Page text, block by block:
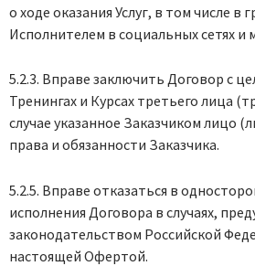
о ходе оказания Услуг, в том числе в
Исполнителем в социальных сетях и
5.2.3. Вправе заключить Договор с
Тренингах и Курсах третьего лица
случае указанное Заказчиком лицо
права и обязанности Заказчика.
5.2.5. Вправе отказаться в
исполнения Договора в случаях,
законодательством Российской
настоящей Офертой.